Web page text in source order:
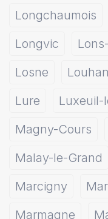
Longchaumois
Longvic
Losne
Lure
Luxeuil-
Magny-Cours
Malay-le-Grand
Marcigny
Marmagne